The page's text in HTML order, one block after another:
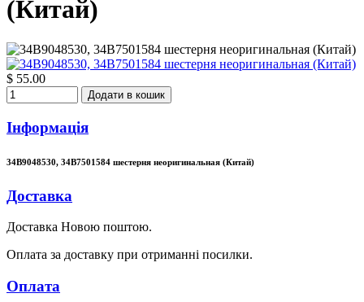
(Китай)
$ 55.00
Додати в кошик
Інформація
34B9048530, 34B7501584 шестерня неоригинальная (Китай)
Доставка
Доставка Новою поштою.
Оплата за доставку при отриманні посилки.
Оплата